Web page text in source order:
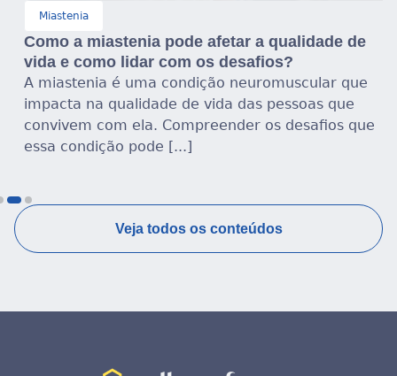
Miastenia
Como a miastenia pode afetar a qualidade de
vida e como lidar com os desafios?
A miastenia é uma condição neuromuscular que
impacta na qualidade de vida das pessoas que
convivem com ela. Compreender os desafios que
essa condição pode [...]
Veja todos os conteúdos